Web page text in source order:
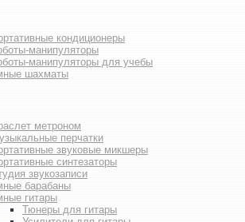
кондиционеры
манипуляторы
манипуляторы для учебы
шахматы
метроном
перчатки
звуковые микшеры
синтезаторы
звукозаписи
барабаны
гитары
Тюнеры для гитары